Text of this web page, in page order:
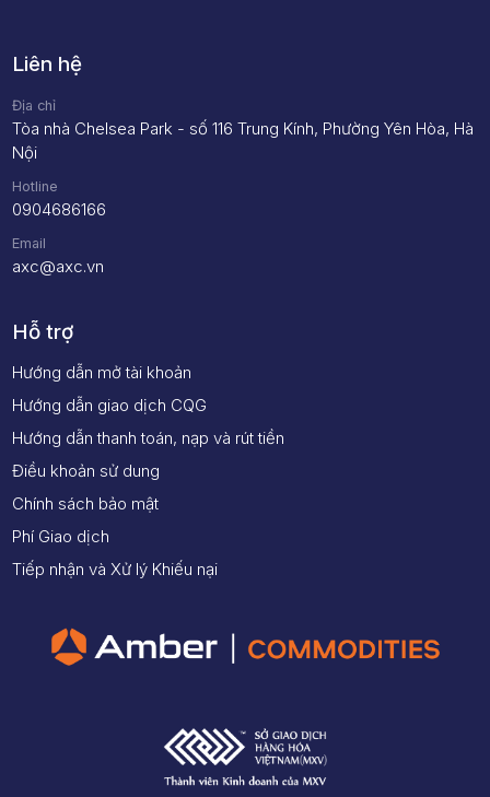
Liên hệ
Địa chỉ
Tòa nhà Chelsea Park - số 116 Trung Kính, Phường Yên Hòa, Hà
Nội
Hotline
0904686166
Email
axc@axc.vn
Hỗ trợ
Hướng dẫn mở tài khoản
Hướng dẫn giao dịch CQG
Hướng dẫn thanh toán, nạp và rút tiền
Điều khoản sử dung
Chính sách bảo mật
Phí Giao dịch
Tiếp nhận và Xử lý Khiếu nại